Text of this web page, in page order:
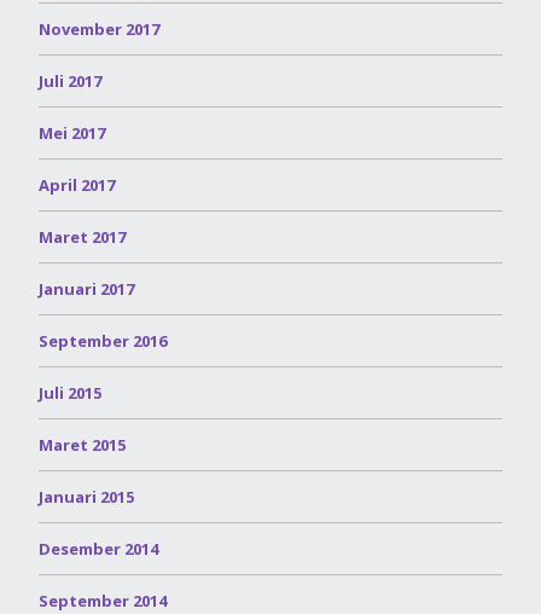
November 2017
Juli 2017
Mei 2017
April 2017
Maret 2017
Januari 2017
September 2016
Juli 2015
Maret 2015
Januari 2015
Desember 2014
September 2014